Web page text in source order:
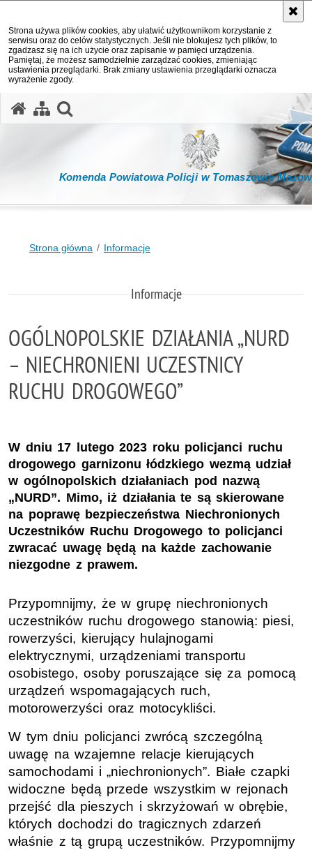
Strona używa plików cookies, aby ułatwić użytkownikom korzystanie z
serwisu oraz do celów statystycznych. Jeśli nie blokujesz tych plików, to
zgadzasz się na ich użycie oraz zapisanie w pamięci urządzenia.
Pamiętaj, że możesz samodzielnie zarządzać cookies, zmieniając
ustawienia przeglądarki. Brak zmiany ustawienia przeglądarki oznacza
wyrażenie zgody.
Komenda Powiatowa Policji w Tomaszowie
Strona główna Informacje
Informacje
OGÓLNOPOLSKIE DZIAŁANIA „NURD
– NIECHRONIENI UCZESTNICY
RUCHU DROGOWEGO”
W dniu 17 lutego 2023 roku policjanci ruchu
drogowego garnizonu łódzkiego wezmą udział
w ogólnopolskich działaniach pod nazwą
„NURD”. Mimo, iż działania te są skierowane
na poprawę bezpieczeństwa Niechronionych
Uczestników Ruchu Drogowego to policjanci
zwracać uwagę będą na każde zachowanie
niezgodne z prawem.
Przypomnijmy, że w grupę niechronionych
uczestników ruchu drogowego stanowią: piesi,
rowerzyści, kierujący hulajnogami
elektrycznymi, urządzeniami transportu
osobistego, osoby poruszające się za pomocą
urządzeń wspomagających ruch,
motorowerzyści oraz motocykliści.
W tym dniu policjanci zwrócą szczególną
uwagę na wzajemne relacje kierujących
samochodami i „niechronionych”. Białe czapki
widoczne będą przede wszystkim w rejonach
przejść dla pieszych i skrzyżowań w obrębie,
których dochodzi do tragicznych zdarzeń
właśnie z tą grupą uczestników. Przypomnijmy